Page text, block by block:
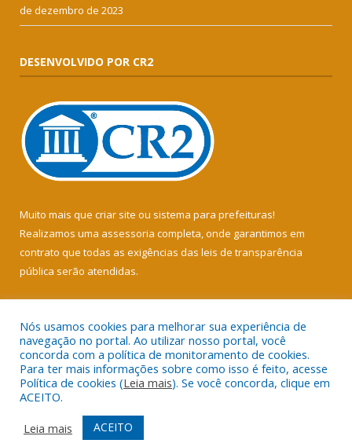
de dezembro de 2023
DESENVOLVIDO POR CR2
Muito mais que criar site ou sistema para prefeituras!
Realizamos uma assessoria completa, onde garantimos em
contrato que todas as exigências das leis de transparência
pública serão atendidas.
Todos os direitos reservados a Câmara Municipal de Soure.
Mapa do Site
Acessar Área Administrativa
Acessar Webmail
Nós usamos cookies para melhorar sua experiência de
navegação no portal. Ao utilizar nosso portal, você
concorda com a política de monitoramento de cookies.
Para ter mais informações sobre como isso é feito, acesse
Política de cookies (Leia mais). Se você concorda, clique em
ACEITO.
Leia mais
ACEITO